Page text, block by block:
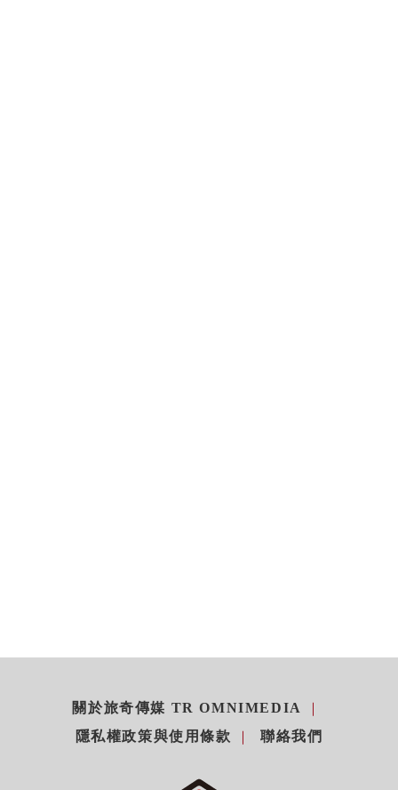
關於旅奇傳媒 TR OMNIMEDIA
隱私權政策與使用條款
聯絡我們